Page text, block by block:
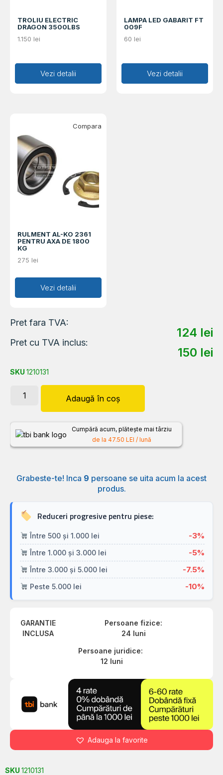
TROLIU ELECTRIC
DRAGON 3500LBS
1.150 lei
Adaugă în coș
Vezi detalii
LAMPA LED GABARIT FT
009F
60 lei
Adaugă în coș
Vezi detalii
RULMENT AL-KO 2361
PENTRU AXA DE 1800
KG
275 lei
Adaugă în coș
Vezi detalii
Compara
Pret fara TVA:
124 lei
Pret cu TVA inclus:
150 lei
SKU 1210131
Adaugă în coș
Cumpără acum, plătește mai târziu
de la 47.50 LEI / lună
Grabeste-te! Inca 9 persoane se uita acum la acest
produs.
Reduceri progresive pentru piese:
Între 500 și 1.000 lei -3%
Între 1.000 și 3.000 lei -5%
Între 3.000 și 5.000 lei -7.5%
Peste 5.000 lei -10%
GARANTIE
INCLUSA
Persoane fizice:
24 luni
Persoane juridice:
12 luni
Adauga la favorite
SKU 1210131